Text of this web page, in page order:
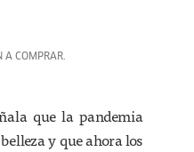
A COMPRAR.
que la pandemia
y que ahora los